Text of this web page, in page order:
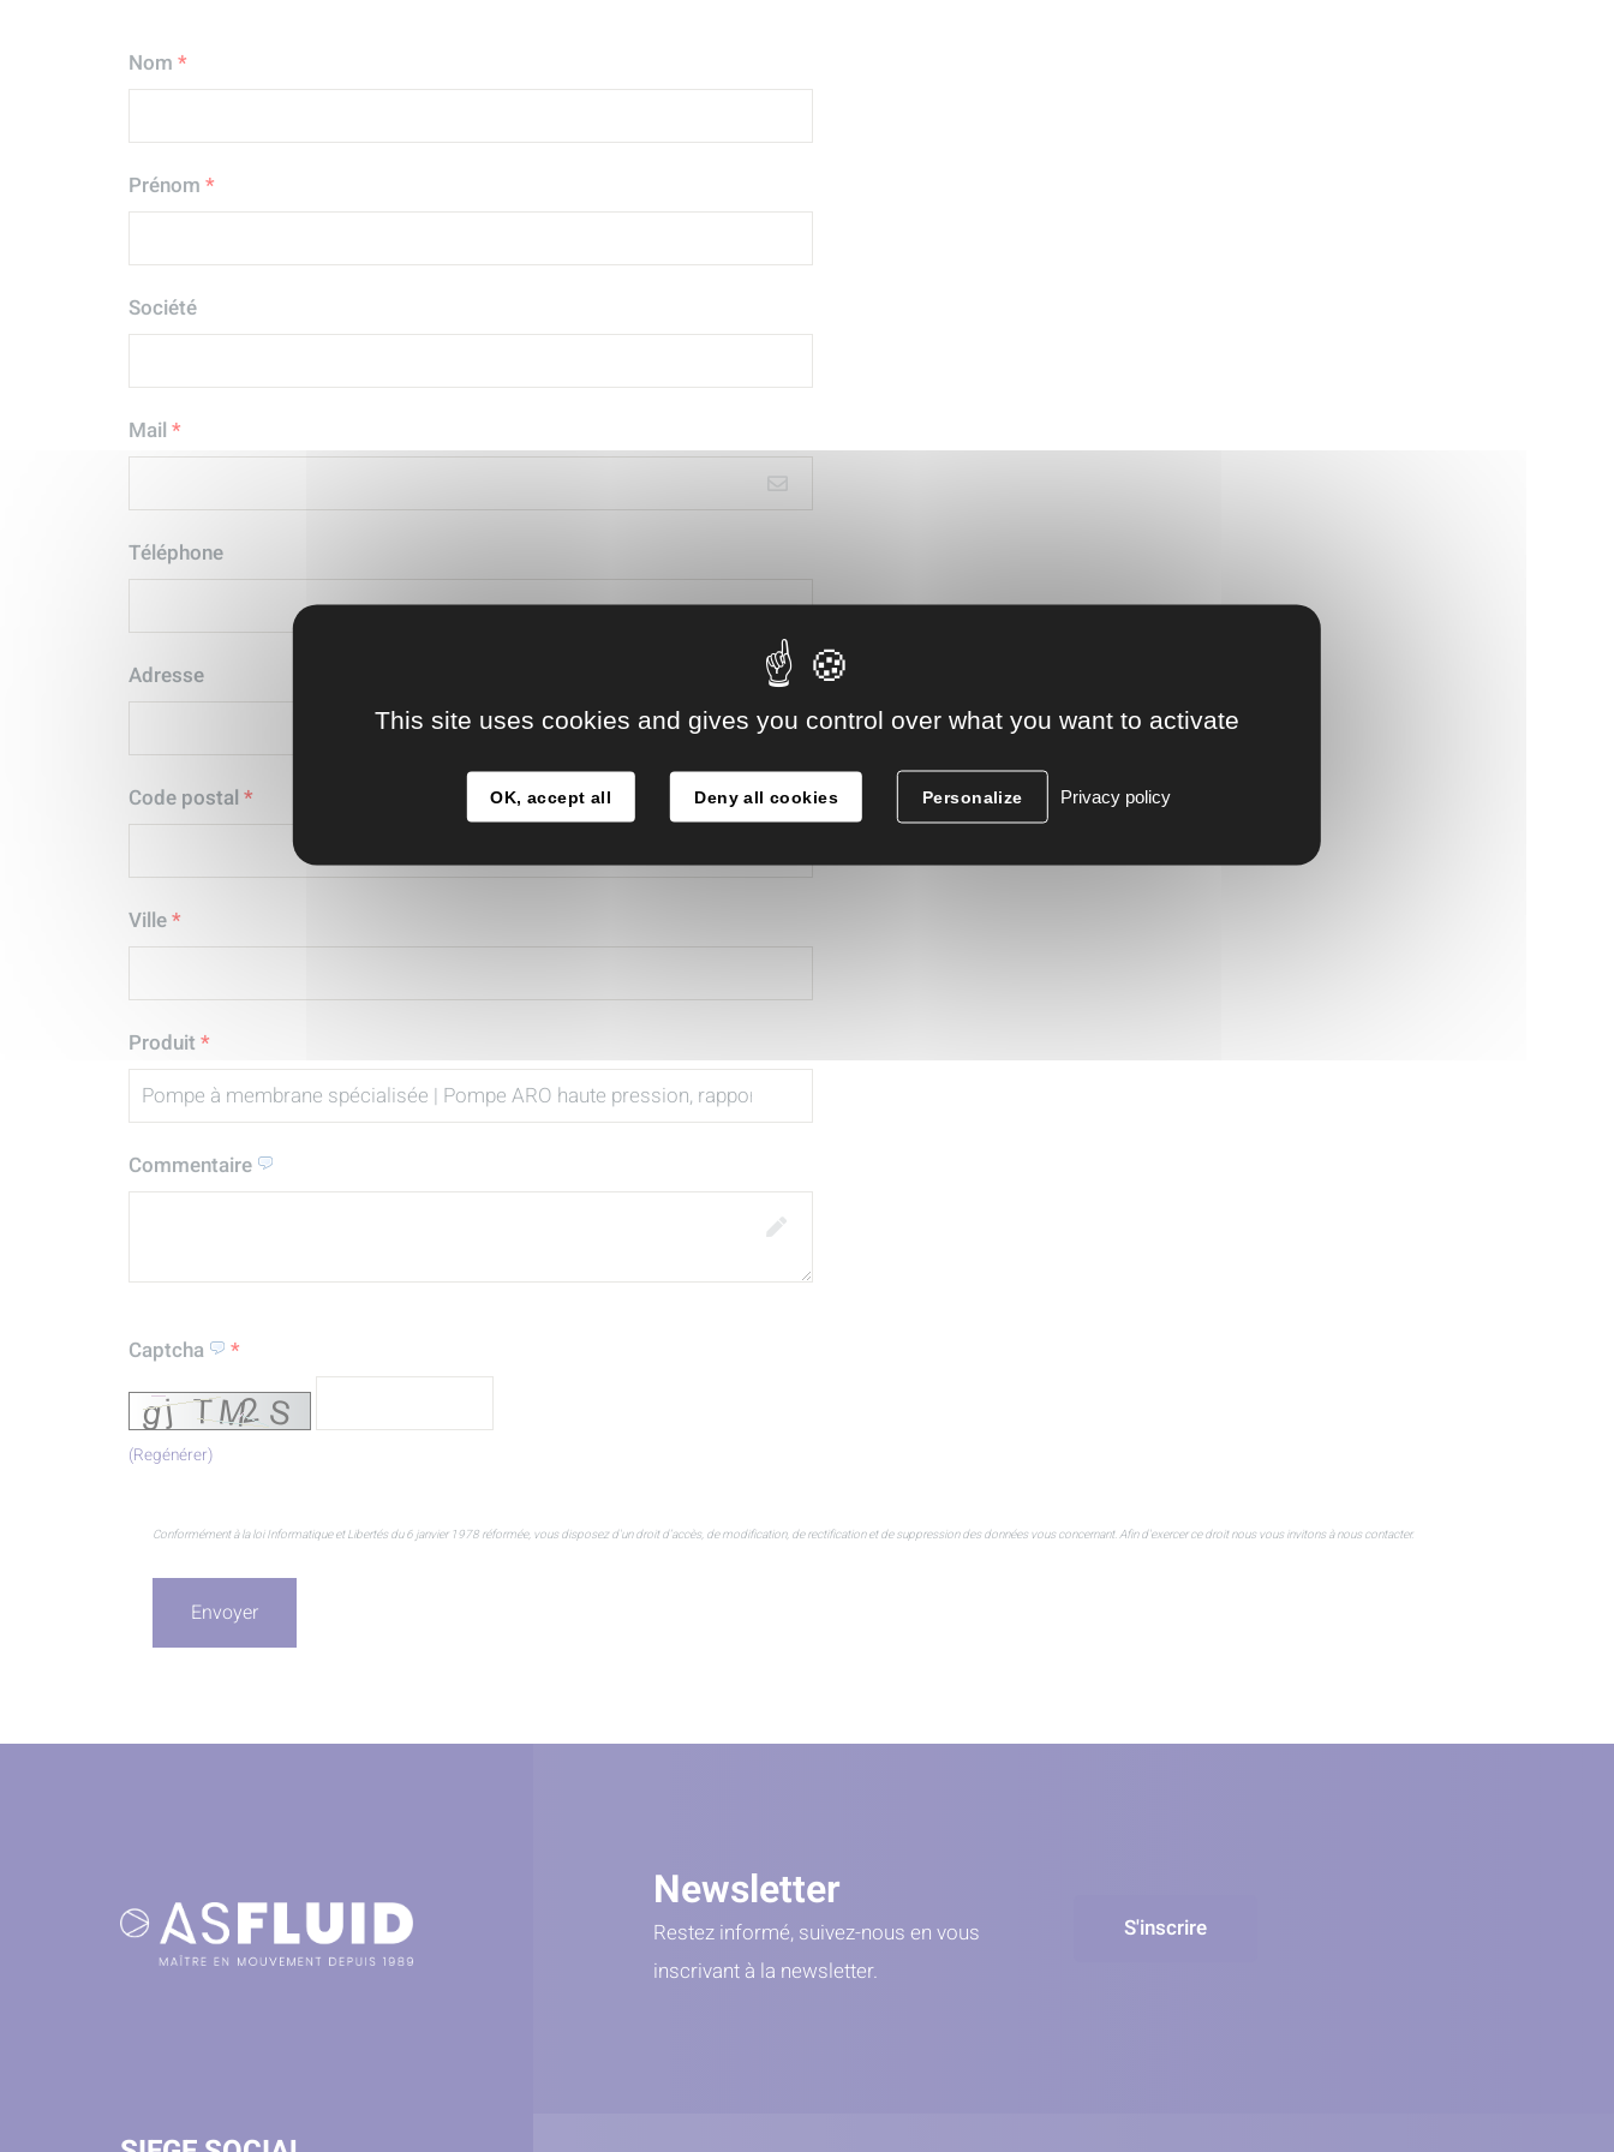
Nom *
Prénom *
Société
Mail *
Téléphone
Adresse
Code postal *
Ville*
Produit *
Commentaire
Captcha *
(Regénérer)
Conformément à la loi Informatique et Libertés du 6 janvier 1978 réformée, vous disposez d'un droit d’accès, de modification, de rectification et de suppression des données vous concernant. Afin d'exercer ce droit nous vous invitons à nous contacter.
Newsletter
Restez informé, suivez-nous en vous
inscrivant à la newsletter.
S'inscrire
This site uses cookies and gives you control over what you want to activate
OK, accept all Deny all cookies Personalize Privacy policy